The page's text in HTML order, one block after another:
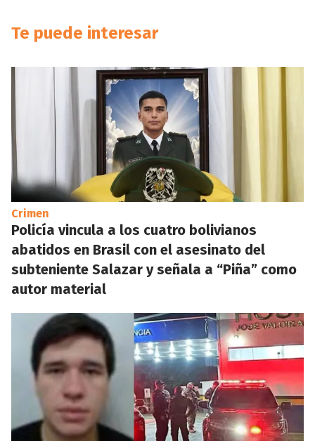
Te puede interesar
Crimen
Policía vincula a los cuatro bolivianos
abatidos en Brasil con el asesinato del
subteniente Salazar y señala a “Piña” como
autor material